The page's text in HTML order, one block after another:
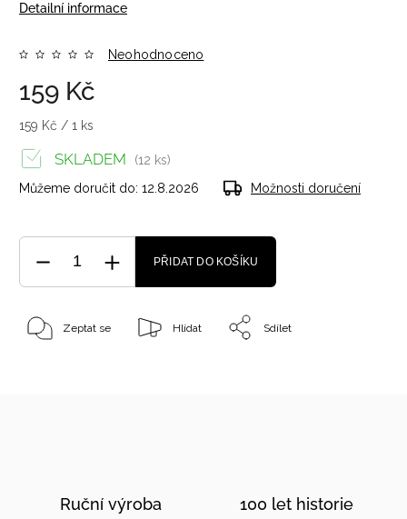
Detailní informace
Neohodnoceno
159 Kč
159 Kč / 1 ks
SKLADEM
(12 ks)
Můžeme doručit do: 12.8.2026 Možnosti doručení
PŘIDAT DO KOŠÍKU
Zeptat se Hlídat Sdílet
Ruční výroba 100 let historie